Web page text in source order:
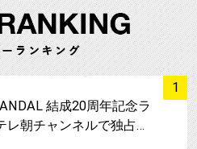
1
結成20周年記念ラ
レ朝チャンネルで独占…